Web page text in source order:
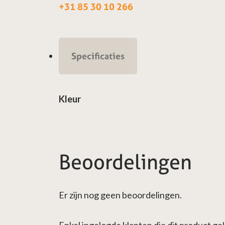
+31 85 30 10 266
Specificaties
Kleur
Beoordelingen
Er zijn nog geen beoordelingen.